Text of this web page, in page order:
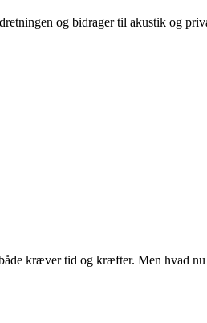
og bidrager til akustik og
kræver tid og kræfter. Men hvad